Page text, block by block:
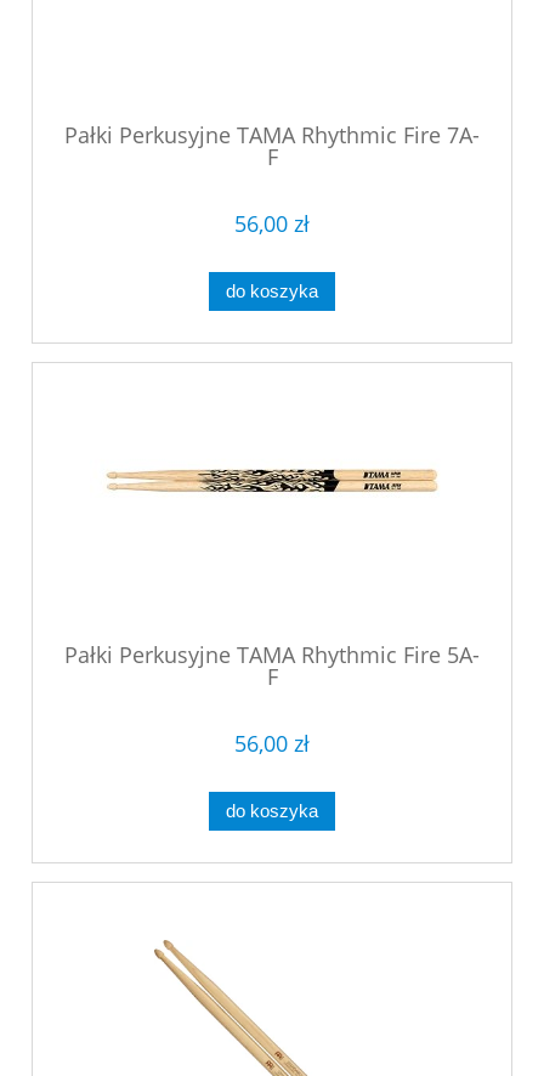
Pałki Perkusyjne TAMA Rhythmic Fire 7A-
F
56,00 zł
do koszyka
Pałki Perkusyjne TAMA Rhythmic Fire 5A-
F
56,00 zł
do koszyka